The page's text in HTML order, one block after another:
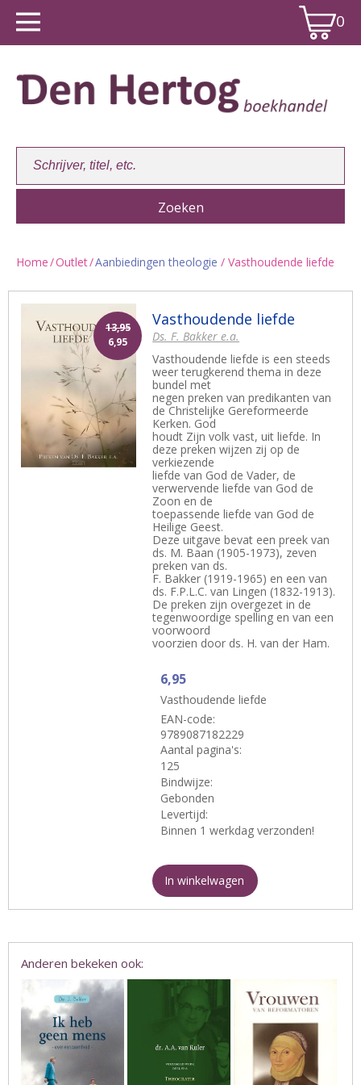
0
Home/Outlet/Aanbiedingen theologie / Vasthoudende liefde
13,95
6,95
Vasthoudende liefde
Ds. F. Bakker e.a.
Vasthoudende liefde is een steeds
weer terugkerend thema in deze
bundel met
negen preken van predikanten van
de Christelijke Gereformeerde
Kerken. God
houdt Zijn volk vast, uit liefde. In
deze preken wijzen zij op de
verkiezende
liefde van God de Vader, de
verwervende liefde van God de
Zoon en de
toepassende liefde van God de
Heilige Geest.
Deze uitgave bevat een preek van
ds. M. Baan (1905-1973), zeven
preken van ds.
F. Bakker (1919-1965) en een van
ds. F.P.L.C. van Lingen (1832-1913).
De preken zijn overgezet in de
tegenwoordige spelling en van een
voorwoord
voorzien door ds. H. van der Ham.
6,95
Vasthoudende liefde
EAN-code:
9789087182229
Aantal pagina's:
125
Bindwijze:
Gebonden
Levertijd:
Binnen 1 werkdag verzonden!
In winkelwagen
Anderen bekeken ook: